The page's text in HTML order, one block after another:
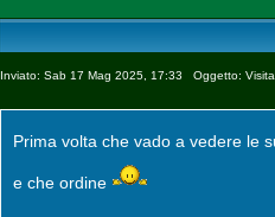
Inviato: Sab 17 Mag 2025, 17:33 Oggetto:
Prima volta che vado a vedere le
e che ordine